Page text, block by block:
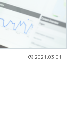
2021.03.01